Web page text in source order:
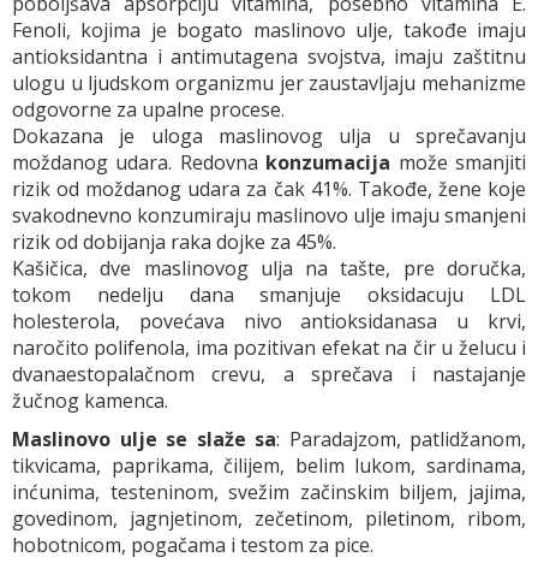
Fenoli, kojima je bogato maslinovo ulje, takođe imaju
antioksidantna i antimutagena svojstva, imaju zaštitnu
ulogu u ljudskom organizmu jer zaustavljaju mehanizme
odgovorne za upalne procese.
Dokazana je uloga maslinovog ulja u sprečavanju
moždanog udara. Redovna konzumacija može smanjiti
rizik od moždanog udara za čak 41%. Takođe, žene koje
svakodnevno konzumiraju maslinovo ulje imaju smanjeni
rizik od dobijanja raka dojke za 45%.
Kašičica, dve maslinovog ulja na tašte, pre doručka,
tokom nedelju dana smanjuje oksidacuju LDL
holesterola, povećava nivo antioksidanasa u krvi,
naročito polifenola, ima pozitivan efekat na čir u želucu i
dvanaestopalačnom crevu, a sprečava i nastajanje
žučnog kamenca.
Maslinovo ulje se slaže sa: Paradajzom, patlidžanom,
tikvicama, paprikama, čilijem, belim lukom, sardinama,
inćunima, testeninom, svežim začinskim biljem, jajima,
govedinom, jagnjetinom, zečetinom, piletinom, ribom,
hobotnicom, pogačama i testom za pice.